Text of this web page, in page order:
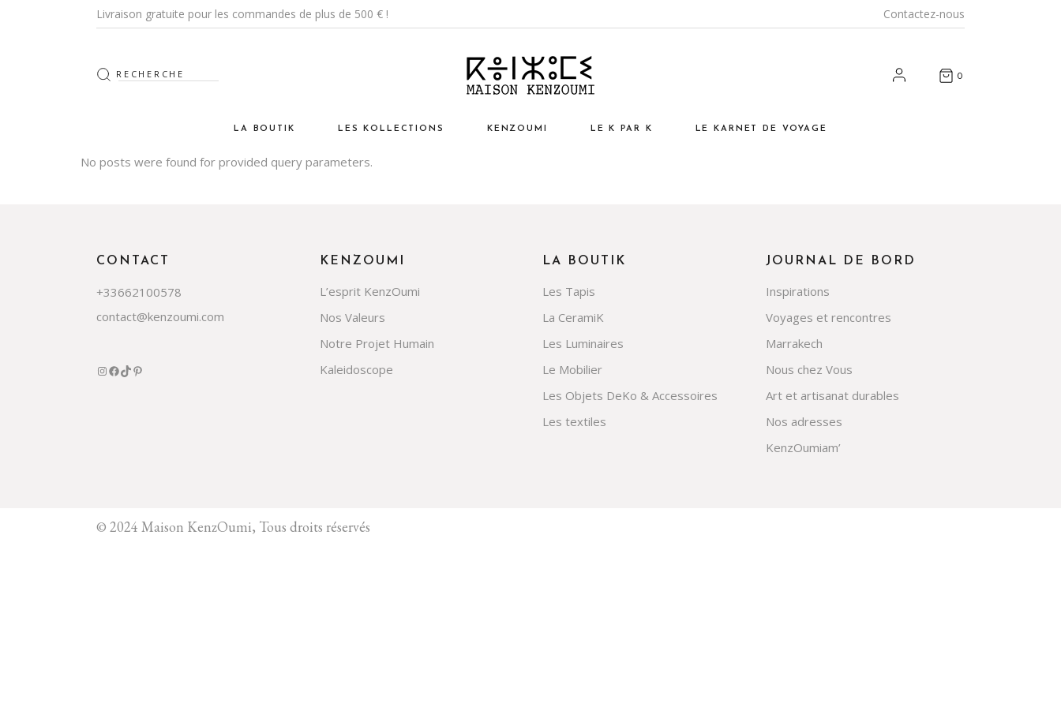
Livraison gratuite pour les commandes de plus de 500 € ! Contactez-nous
0
LA BOUTIK
Les Objets DeKo & Accessoires
LES KOLLECTIONS
Pop ArtistiK
Création Kenzoumi
KENZOUMI
Kaleidoscope
LE K PAR K LE KARNET DE VOYAGE
Nous chez vous
Art et artisanat durables
KenzOumiam’
No posts were found for provided query parameters.
CONTACT
+33662100578
contact@kenzoumi.com
KENZOUMI
L’esprit KenzOumi
Nos Valeurs
Notre Projet Humain
Kaleidoscope
LA BOUTIK
Les Tapis
La CeramiK
Les Luminaires
Le Mobilier
Les Objets DeKo & Accessoires
Les textiles
JOURNAL DE BORD
Inspirations
Voyages et rencontres
Marrakech
Nous chez Vous
Art et artisanat durables
Nos adresses
KenzOumiam’
© 2024 Maison KenzOumi, Tous droits réservés